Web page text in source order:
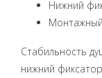
Нижний
Стабильность
нижний